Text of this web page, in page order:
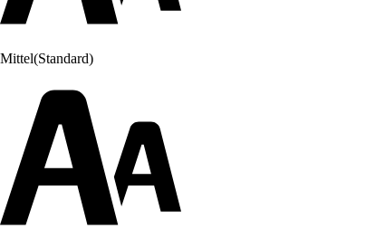
Mittel(Standard)